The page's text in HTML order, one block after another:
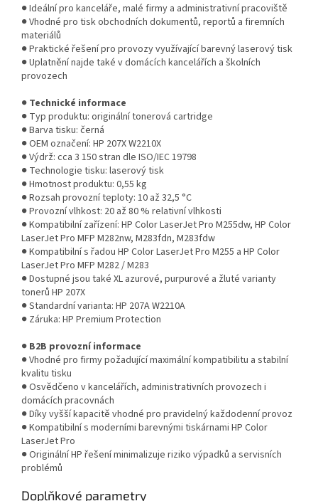
● Ideální pro kanceláře, malé firmy a administrativní pracoviště
● Vhodné pro tisk obchodních dokumentů, reportů a firemních
materiálů
● Praktické řešení pro provozy využívající barevný laserový tisk
● Uplatnění najde také v domácích kancelářích a školních
provozech
● Technické informace
● Typ produktu: originální tonerová cartridge
● Barva tisku: černá
● OEM označení: HP 207X W2210X
● Výdrž: cca 3 150 stran dle ISO/IEC 19798
● Technologie tisku: laserový tisk
● Hmotnost produktu: 0,55 kg
● Rozsah provozní teploty: 10 až 32,5 °C
● Provozní vlhkost: 20 až 80 % relativní vlhkosti
● Kompatibilní zařízení: HP Color LaserJet Pro M255dw, HP Color
LaserJet Pro MFP M282nw, M283fdn, M283fdw
● Kompatibilní s řadou HP Color LaserJet Pro M255 a HP Color
LaserJet Pro MFP M282 / M283
● Dostupné jsou také XL azurové, purpurové a žluté varianty
tonerů HP 207X
● Standardní varianta: HP 207A W2210A
● Záruka: HP Premium Protection
● B2B provozní informace
● Vhodné pro firmy požadující maximální kompatibilitu a stabilní
kvalitu tisku
● Osvědčeno v kancelářích, administrativních provozech i
domácích pracovnách
● Díky vyšší kapacitě vhodné pro pravidelný každodenní provoz
● Kompatibilní s moderními barevnými tiskárnami HP Color
LaserJet Pro
● Originální HP řešení minimalizuje riziko výpadků a servisních
problémů
Doplňkové parametry